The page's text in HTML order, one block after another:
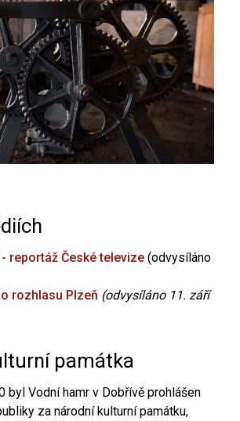
reportáž České televize (odvysíláno
rozhlasu Plzeň (odvysíláno 11. září
památka
byl Vodní hamr v Dobřívě prohlášen
za národní kulturní památku,